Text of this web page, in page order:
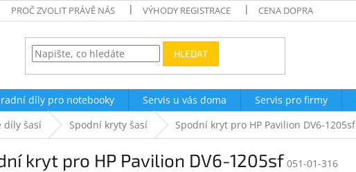
PROČ ZVOLIT PRÁVĚ NÁS VÝHODY REGISTRACE CENA DOPRAVY
HLEDAT
díly pro notebooky Servis u vás doma Servis pro firmy
díly šasí Spodní kryty šasí Spodní kryt pro HP Pavilion DV6-1205sf
kryt pro HP Pavilion DV6-1205sf 051-01-316